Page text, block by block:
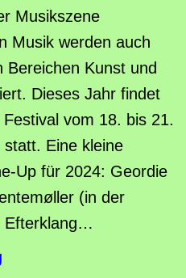
Musikszene
Musik werden auch
Bereichen Kunst und
Dieses Jahr findet
vom 18. bis 21.
Eine kleine
Up für 2024: Geordie
(in der
Efterklang…